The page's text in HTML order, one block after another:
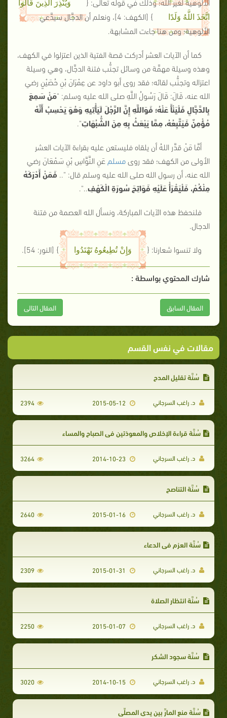
وَيُنْذِرَ الَّذِينَ قَالُوا
اتَّخَذَ اللَّهُ وَلَدًا
} [الكهف: 4]
، ونعلم أن الدجَّال سيدَّعي
الألوهية؛ ومن هنا جاءت المشابهة.
كما أن الآيات العشر أدركت قصة الفتية الذين اعتزلوا في الكهف،
وهذه وسيلة مهمَّة من وسائل تجنُّب فتنة الدجَّال، وهي وسيلة
اعتزاله وتجنُّب لقائه؛ فقد روى أبو داود عن عِمْرَانَ بْنِ حُصَيْنٍ رضي
الله عنه، قَالَ: قَالَ رَسُولُ اللَّهِ صلى الله عليه وسلم: "مَنْ سَمِعَ
بِالدَّجَّالِ فَلْيَنْأَ عَنْهُ؛ فَوَاللَّهِ إِنَّ الرَّجُلَ لَيَأْتِيهِ وَهُوَ يَحْسِبُ أَنَّهُ
مُؤْمِنٌ فَيَتَّبِعُهُ، مِمَّا يَبْعَثُ بِهِ مِنَ الشُّبُهَاتِ"
.
أمَّا مَنْ قدَّر اللهُ أن يلقاه فليستعن عليه بقراءة الآيات العشر
الأولى من الكهف؛ فقد روىمسلم عَنِ النَّوَّاسِ بْنِ سَمْعَانَ رضي
الله عنه، أن رسول الله صلى الله عليه وسلم قال: ".. فَمَنْ أَدْرَكَهُ
مِنْكُمْ، فَلْيَقْرَأْ عَلَيْهِ فَوَاتِحَ سُورَةِ الْكَهْفِ.."
.
فلنحفظ هذه الآيات المباركة، ونسأل الله العصمة من فتنة
الدجال.
ولا تنسوا شعارنا: { وَإِنْ تُطِيعُوهُ تَهْتَدُوا } [النور: 54] .
شارك المحتوي بواسطة :
المقال السابق المقال التالى
مقالات في نفس القسم
سُنَّة تقليل المدح
د. راغب السرجاني 2394
سُنَّة قراءة الإخلاص والمعوذتين في الصباح والمساء
د. راغب السرجاني 2014-10-23
3264
سُنَّة التناصح
د. راغب السرجاني 2015-01-16
2640
سُنَّة العزم في الدعاء
د. راغب السرجاني 2309
سُنَّة انتظار الصلاة
د. راغب السرجاني 2250
سُنَّة سجود الشكر
د. راغب السرجاني 2014-10-15
3020
سُنَّة منع المارِّ بين يدي المصلِّي